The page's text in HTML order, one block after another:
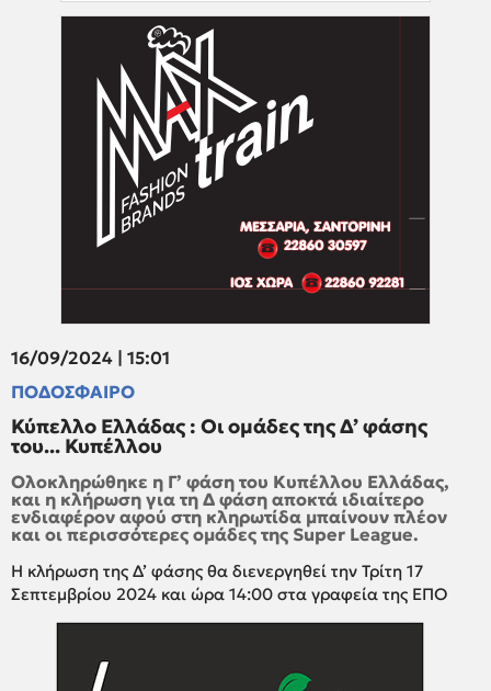
16/09/2024 | 15:01
ΠΟΔΟΣΦΑΙΡΟ
Κύπελλο Ελλάδας : Οι ομάδες της Δ’ φάσης
του... Κυπέλλου
Ολοκληρώθηκε η Γ’ φάση του Κυπέλλου Ελλάδας,
και η κλήρωση για τη Δ φάση αποκτά ιδιαίτερο
ενδιαφέρον αφού στη κληρωτίδα μπαίνουν πλέον
και οι περισσότερες ομάδες της Super League.
Η κλήρωση της Δ’ φάσης θα διενεργηθεί την Τρίτη 17
Σεπτεμβρίου 2024 και ώρα 14:00 στα γραφεία της ΕΠΟ